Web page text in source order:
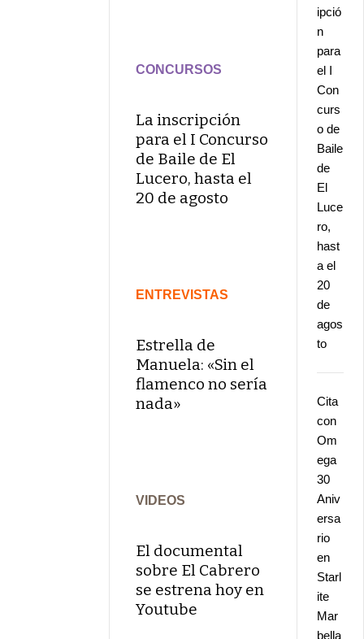
CONCURSOS
La inscripción
para el I Concurso
de Baile de El
Lucero, hasta el
20 de agosto
ENTREVISTAS
Estrella de
Manuela: «Sin el
flamenco no sería
nada»
VIDEOS
El documental
sobre El Cabrero
se estrena hoy en
Youtube
ipció
n
para
el I
Con
curs
o de
Baile
de
El
Luce
ro,
hast
a el
20
de
agos
to
Cita
con
Om
ega
30
Aniv
ersa
rio
en
Starl
ite
Mar
bella